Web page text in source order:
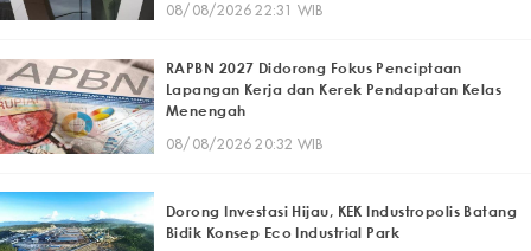
08/08/2026 22:31 WIB
RAPBN 2027 Didorong Fokus Penciptaan
Lapangan Kerja dan Kerek Pendapatan Kelas
Menengah
08/08/2026 20:32 WIB
Dorong Investasi Hijau, KEK Industropolis Batang
Bidik Konsep Eco Industrial Park